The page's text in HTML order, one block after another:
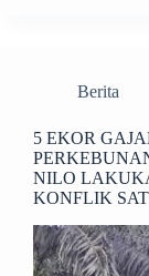
Berita
5 EKOR
NILO
KONFLIK